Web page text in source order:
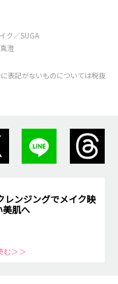
ク／SUGA
澄
表記がないものについては税抜
レンジングでメイク映
美肌へ
む＞＞